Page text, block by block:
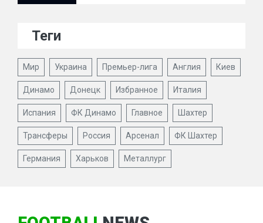
Теги
Мир Украина Премьер-лига Англия Киев
Динамо Донецк Избранное Италия
Испания ФК Динамо Главное Шахтер
Трансферы Россия Арсенал ФК Шахтер
Германия Харьков Металлург